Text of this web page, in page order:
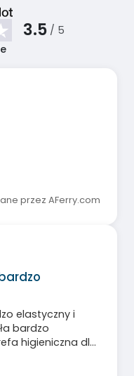
3.5 / 5
przez AFerry.com
elastyczny i
bardzo
higieniczna dla